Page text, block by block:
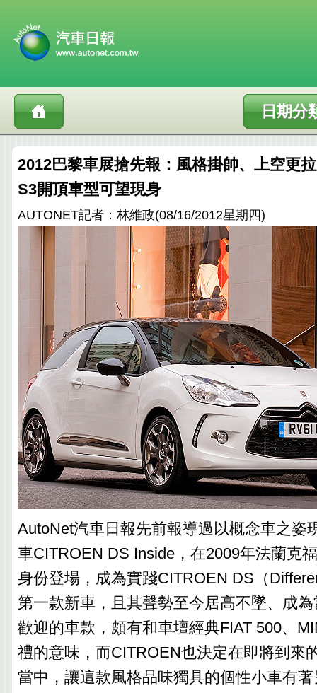
日期分
2012巴黎車展搶先報：風格掛帥、上空更
S3開頂車型可望現身
AUTONET記者：林維政(08/16/2012星期四)
AutoNet汽車日報先前報導過以概念車之姿
車CITROEN DS Inside，在2009年法蘭克
身份登場，成為實踐CITROEN DS（
第一款新車，且其聲勢至今居高不墜、成
歡迎的車款，頗有和車壇經典FIAT 500、
禮的意味，而CITROEN也決定在即將到來
當中，讓這款風格品味獨具的個性小車有